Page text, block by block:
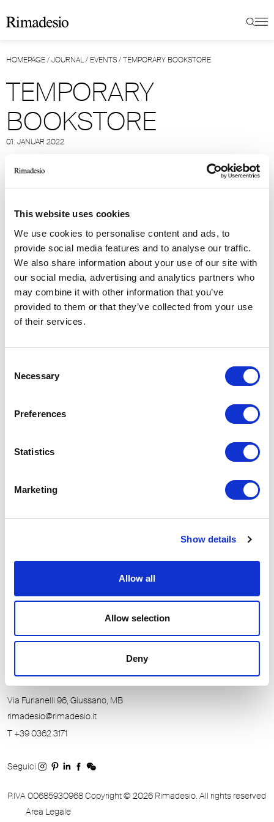
This website uses cookies
We use cookies to personalise content and ads, to
provide social media features and to analyse our traffic.
We also share information about your use of our site with
our social media, advertising and analytics partners who
may combine it with other information that you’ve
provided to them or that they’ve collected from your use
of their services.
Selection
Necessary
Preferences
Statistics
Marketing
Show details
Allow all
Allow selection
Deny
HOMEPAGE/JOURNAL/ EVENTS/TEMPORARY BOOKSTORE
TEMPORARY
BOOKSTORE
01. JANUAR 2022
Der Flagship-Store von Rimadesio beherbergte
die dritte Ausgabe des „temporären
von Hunderten von exklusiven Bänden
gewidmet ist, in denen man gratis schmökern
konnte. Getreu seiner Stillinie, gehörten Kunst,
Fotografie, Architektur, Innenarchitektur, Reisen,
Wein und Essen zu den ausgewählten
Hauptthemen, die auch Rimadesio seit jeher
prägt.
Konzipiert, eingerichtet und geleitet von Paolo
Experten sowohl auf dem literarischen als auch
Raum “temporary bookstore” auch eine Reihe
von Veranstaltungen, die der Vorabpräsentation
gewidmet waren.
RIMADESIO S.P.A
Via Furlanelli 96, Giussano, MB
rimadesio@rimadesio.it
T +39 0362 3171
Seguici
P.IVA 00685930968 Copyright © 2026 Rimadesio. All rights reserved
Area Legale